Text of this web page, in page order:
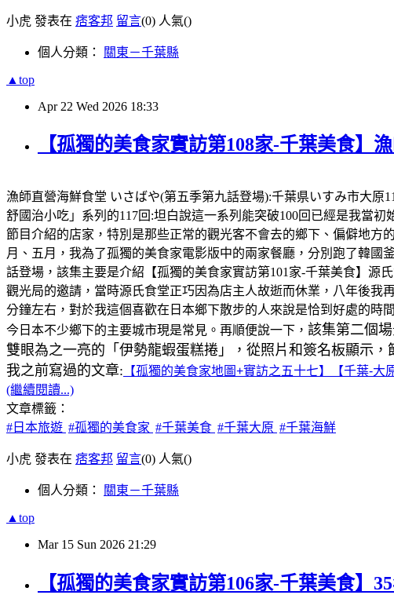
小虎 發表在 痞客邦 留言(0) 人氣()
個人分類： 關東－千葉縣
▲top
Apr 22 Wed 2026 18:33
【孤獨的美食家實訪第108家-千葉美食】
漁師直營海鮮食堂 いさばや(第五季第九話登場):千葉県いすみ市大原
舒國治小吃」系列的117回:坦白說這一系列能突破100回已經是我當
節目介紹的店家，特別是那些正常的觀光客不會去的鄉下、偏僻地方
月、五月，我為了孤獨的美食家電影版中的兩家餐廳，分別跑了韓
話登場，該集主要是介紹【孤獨的美食家實訪第101家-千葉美食】源
觀光局的邀請，當時源氏食堂正巧因為店主人故逝而休業，八年後我
分鐘左右，對於我這個喜歡在日本鄉下散步的人來說是恰到好處的
今日本不少鄉下的主要城市現是常見。再順便說一下， 該集第二個
雙眼為之一亮的「伊勢龍蝦蛋糕捲」，從照片和簽名板顯示
我之前寫過的文章: 【孤獨的美食家地圖+實訪之五十七】【千葉-
(繼續閱讀...)
文章標籤：
#日本旅遊 #孤獨的美食家 #千葉美食 #千葉大原 #千葉海鮮
小虎 發表在 痞客邦 留言(0) 人氣()
個人分類： 關東－千葉縣
▲top
Mar 15 Sun 2026 21:29
【孤獨的美食家實訪第106家-千葉美食】